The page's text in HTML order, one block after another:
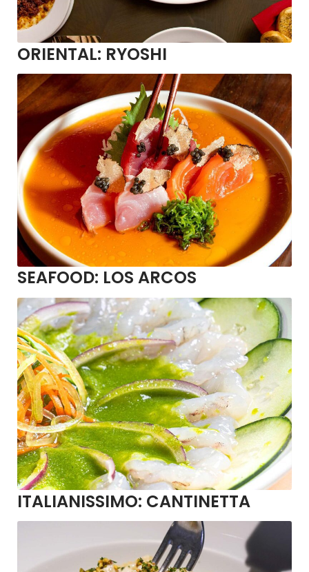
ORIENTAL: RYOSHI
SEAFOOD: LOS ARCOS
ITALIANISSIMO: CANTINETTA